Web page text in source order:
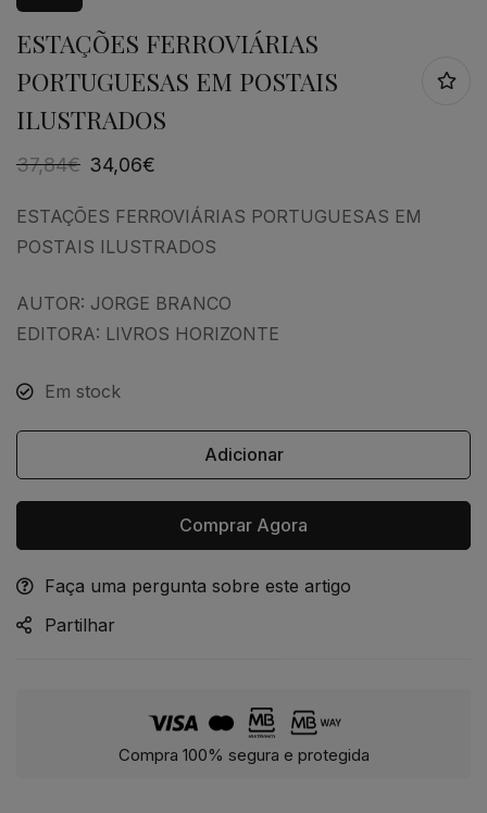
ESTAÇÕES FERROVIÁRIAS
PORTUGUESAS EM POSTAIS
ILUSTRADOS
37,84€ 34,06€
ESTAÇÕES FERROVIÁRIAS PORTUGUESAS EM
POSTAIS ILUSTRADOS
AUTOR: JORGE BRANCO
EDITORA: LIVROS HORIZONTE
Em stock
Adicionar
Comprar Agora
Alternative:
Faça uma pergunta sobre este artigo
Partilhar
Compra 100% segura e protegida